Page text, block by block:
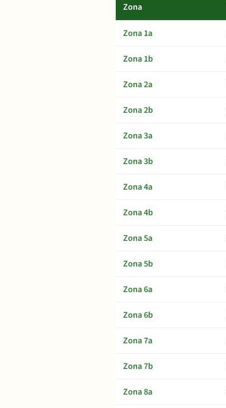
Zona
Zona 1a
Zona 1b
Zona 2a
Zona 2b
Zona 3a
Zona 3b
Zona 4a
Zona 4b
Zona 5a
Zona 5b
Zona 6a
Zona 6b
Zona 7a
Zona 7b
Zona 8a